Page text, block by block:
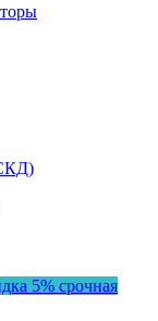
5% срочная